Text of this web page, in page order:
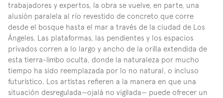
trabajadores y expertos, la obra se vuelve, en parte, una
alusión paralela al río revestido de concreto que corre
desde el bosque hasta el mar a través de la ciudad de Los
Ángeles. Las plataformas, las pendientes y los espacios
privados corren a lo largo y ancho de la orilla extendida de
esta tierra-limbo oculta, donde la naturaleza por mucho
tiempo ha sido reemplazada por lo no natural, o incluso
futurístico. Los artistas refieren a la manera en que una
situación desregulada—ojalá no vigilada— puede ofrecer un